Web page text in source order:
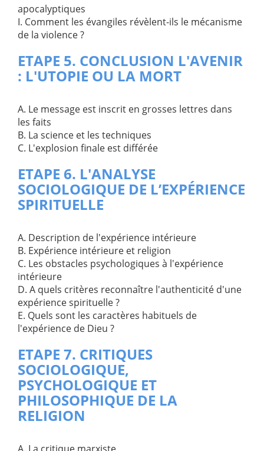
apocalyptiques
I. Comment les évangiles révèlent-ils le mécanisme
de la violence ?
ETAPE 5. CONCLUSION L'AVENIR
: L'UTOPIE OU LA MORT
A. Le message est inscrit en grosses lettres dans
les faits
B. La science et les techniques
C. L'explosion finale est différée
ETAPE 6. L'ANALYSE
SOCIOLOGIQUE DE L’EXPÉRIENCE
SPIRITUELLE
A. Description de l'expérience intérieure
B. Expérience intérieure et religion
C. Les obstacles psychologiques à l'expérience
intérieure
D. A quels critères reconnaître l'authenticité d'une
expérience spirituelle ?
E. Quels sont les caractères habituels de
l'expérience de Dieu ?
ETAPE 7. CRITIQUES
SOCIOLOGIQUE,
PSYCHOLOGIQUE ET
PHILOSOPHIQUE DE LA
RELIGION
A. La critique marxiste